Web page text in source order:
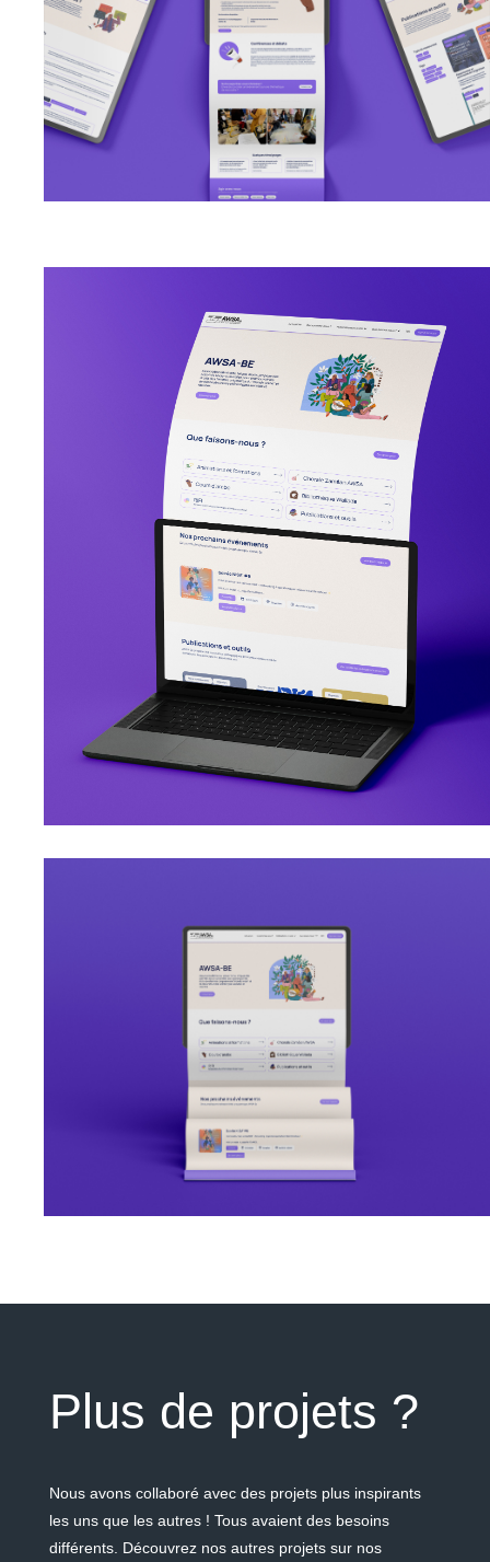
Plus de projets ?
Nous avons collaboré avec des projets plus inspirants
les uns que les autres ! Tous avaient des besoins
différents. Découvrez nos autres projets sur nos